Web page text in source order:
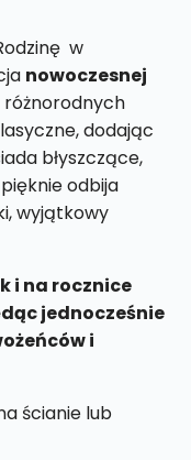
w
nowoczesnej
różnorodnych
dodając
błyszczące,
odbija
wyjątkowy
i na rocznice
jednocześnie
i
ścianie lub